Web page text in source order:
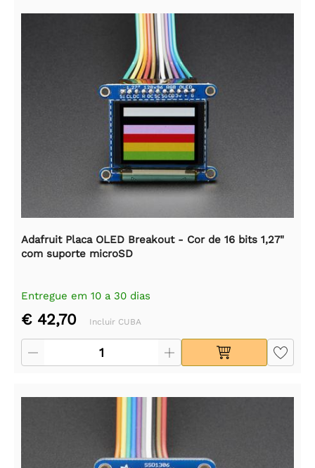
Adafruit Placa OLED Breakout - Cor de 16 bits 1,27"
com suporte microSD
Entregue em 10 a 30 dias
€ 42,70 Incluir CUBA